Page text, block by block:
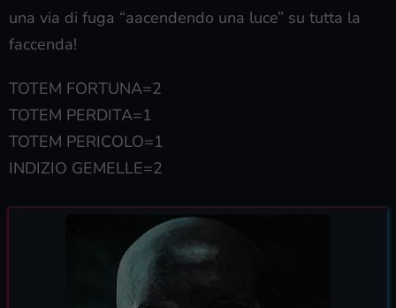
una via di fuga “aacendendo una luce” su tutta la
faccenda!
TOTEM FORTUNA=2
TOTEM PERDITA=1
TOTEM PERICOLO=1
INDIZIO GEMELLE=2